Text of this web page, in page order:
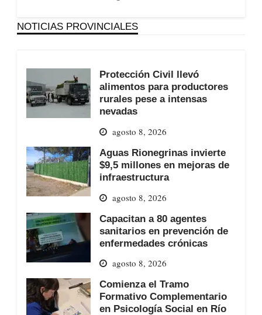
NOTICIAS PROVINCIALES
Protección Civil llevó
alimentos para productores
rurales pese a intensas
nevadas
agosto 8, 2026
Aguas Rionegrinas invierte
$9,5 millones en mejoras de
infraestructura
agosto 8, 2026
Capacitan a 80 agentes
sanitarios en prevención de
enfermedades crónicas
agosto 8, 2026
Comienza el Tramo
Formativo Complementario
en Psicología Social en Río